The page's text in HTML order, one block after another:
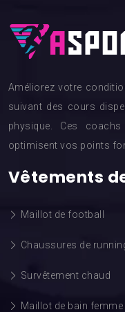
Améliorez votre
suivant des cours
physique. Ces
optimisent vos points
Vêtements
Maillot de football
Chaussures de
Survêtement chaud
Maillot de bain femme